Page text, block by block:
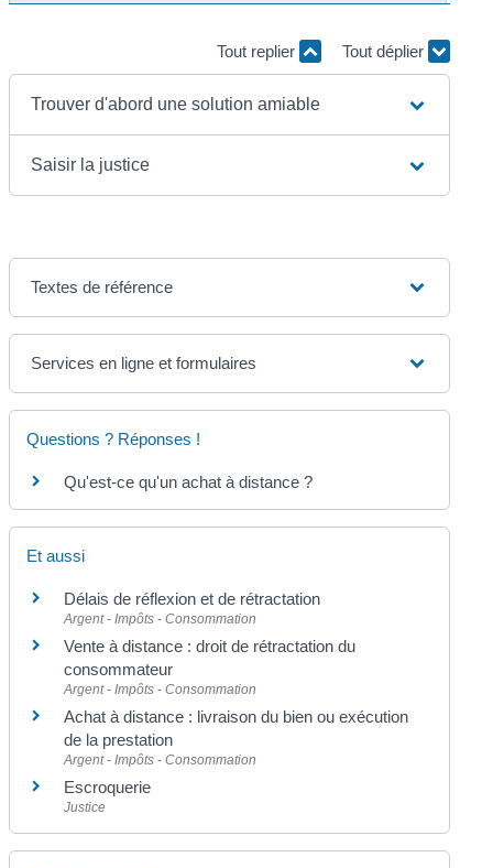
Tout replier Tout déplier
Trouver d'abord une solution amiable
Saisir la justice
Textes de référence
Services en ligne et formulaires
Questions ? Réponses !
Qu'est-ce qu'un achat à distance ?
Et aussi
Délais de réflexion et de rétractation
Argent - Impôts - Consommation
Vente à distance : droit de rétractation du
consommateur
Argent - Impôts - Consommation
Achat à distance : livraison du bien ou exécution
de la prestation
Argent - Impôts - Consommation
Escroquerie
Justice